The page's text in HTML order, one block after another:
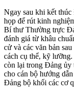
Ngay sau khi kết
họp để rút kinh
Bí thư Thường trực
đánh giá từ khâu
cử và các văn bản
cách cụ thể, kỹ
còn lại trong Đảng ủy
cho cán bộ hướng
Đảng bộ khối các cơ